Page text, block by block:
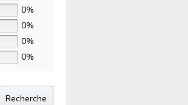
0%
0%
0%
0%
Recherche